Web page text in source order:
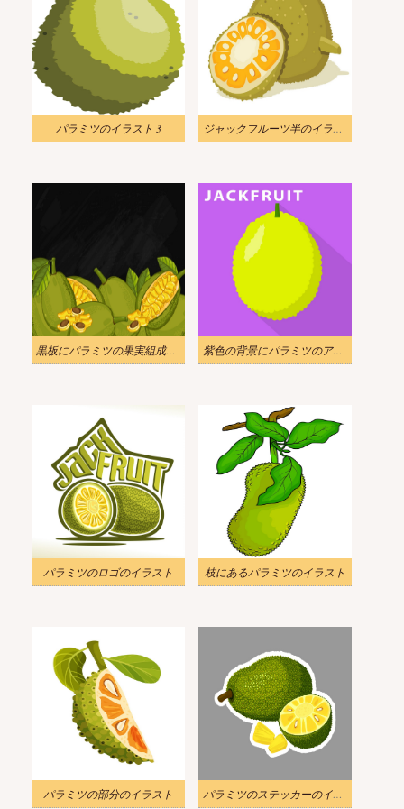
パラミツのイラスト 3 ジャックフルーツ半のイラスト
黒板にパラミツの果実組成のイラスト 紫色の背景にパラミツのアイコンのイラスト
パラミツのロゴのイラスト 枝にあるパラミツのイラスト
パラミツの部分のイラスト パラミツのステッカーのイラスト